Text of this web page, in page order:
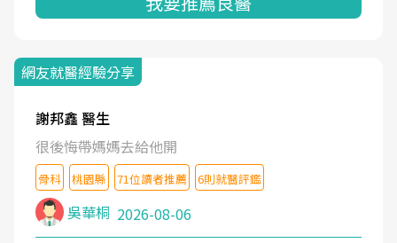
網友就醫經驗分享
謝邦鑫 醫生
很後悔帶媽媽去給他開
骨科 桃園縣 71位讀者推薦 6則就醫評鑑
吳華桐 2026-08-06